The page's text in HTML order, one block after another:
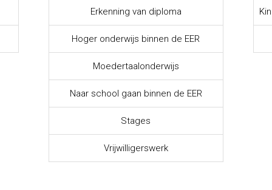
Erkenning van diploma
Hoger onderwijs binnen de EER
Moedertaalonderwijs
Naar school gaan binnen de EER
Stages
Vrijwilligerswerk